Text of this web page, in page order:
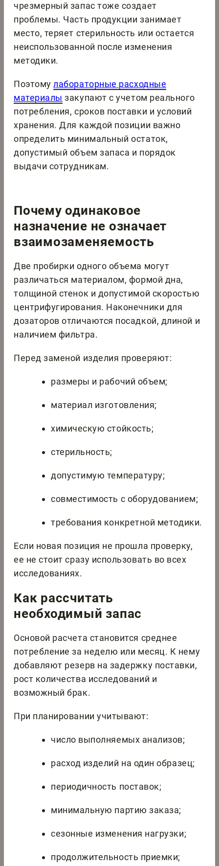
чрезмерный запас тоже создает
проблемы. Часть продукции занимает
место, теряет стерильность или остается
неиспользованной после изменения
методики.
Поэтомулабораторные расходные
материалы закупают с учетом реального
потребления, сроков поставки и условий
хранения. Для каждой позиции важно
определить минимальный остаток,
допустимый объем запаса и порядок
выдачи сотрудникам.
Почему одинаковое
назначение не означает
взаимозаменяемость
Две пробирки одного объема могут
различаться материалом, формой дна,
толщиной стенок и допустимой скоростью
центрифугирования. Наконечники для
дозаторов отличаются посадкой, длиной и
наличием фильтра.
Перед заменой изделия проверяют:
размеры и рабочий объем;
материал изготовления;
химическую стойкость;
стерильность;
допустимую температуру;
совместимость с оборудованием;
требования конкретной методики.
Если новая позиция не прошла проверку,
ее не стоит сразу использовать во всех
исследованиях.
Как рассчитать
необходимый запас
Основой расчета становится среднее
потребление за неделю или месяц. К нему
добавляют резерв на задержку поставки,
рост количества исследований и
возможный брак.
При планировании учитывают:
число выполняемых анализов;
расход изделий на один образец;
периодичность поставок;
минимальную партию заказа;
сезонные изменения нагрузки;
продолжительность приемки;